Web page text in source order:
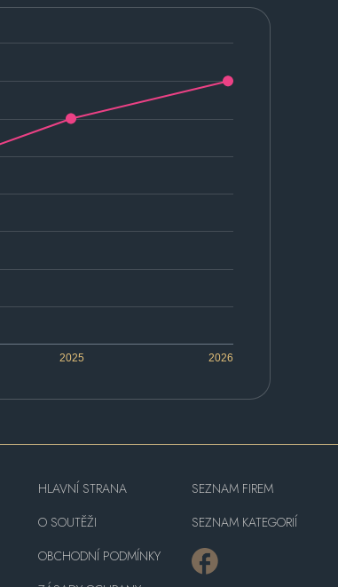
2025 2026
HLAVNÍ STRANA
O SOUTĚŽI
OBCHODNÍ PODMÍNKY
SEZNAM FIREM
SEZNAM KATEGORIÍ